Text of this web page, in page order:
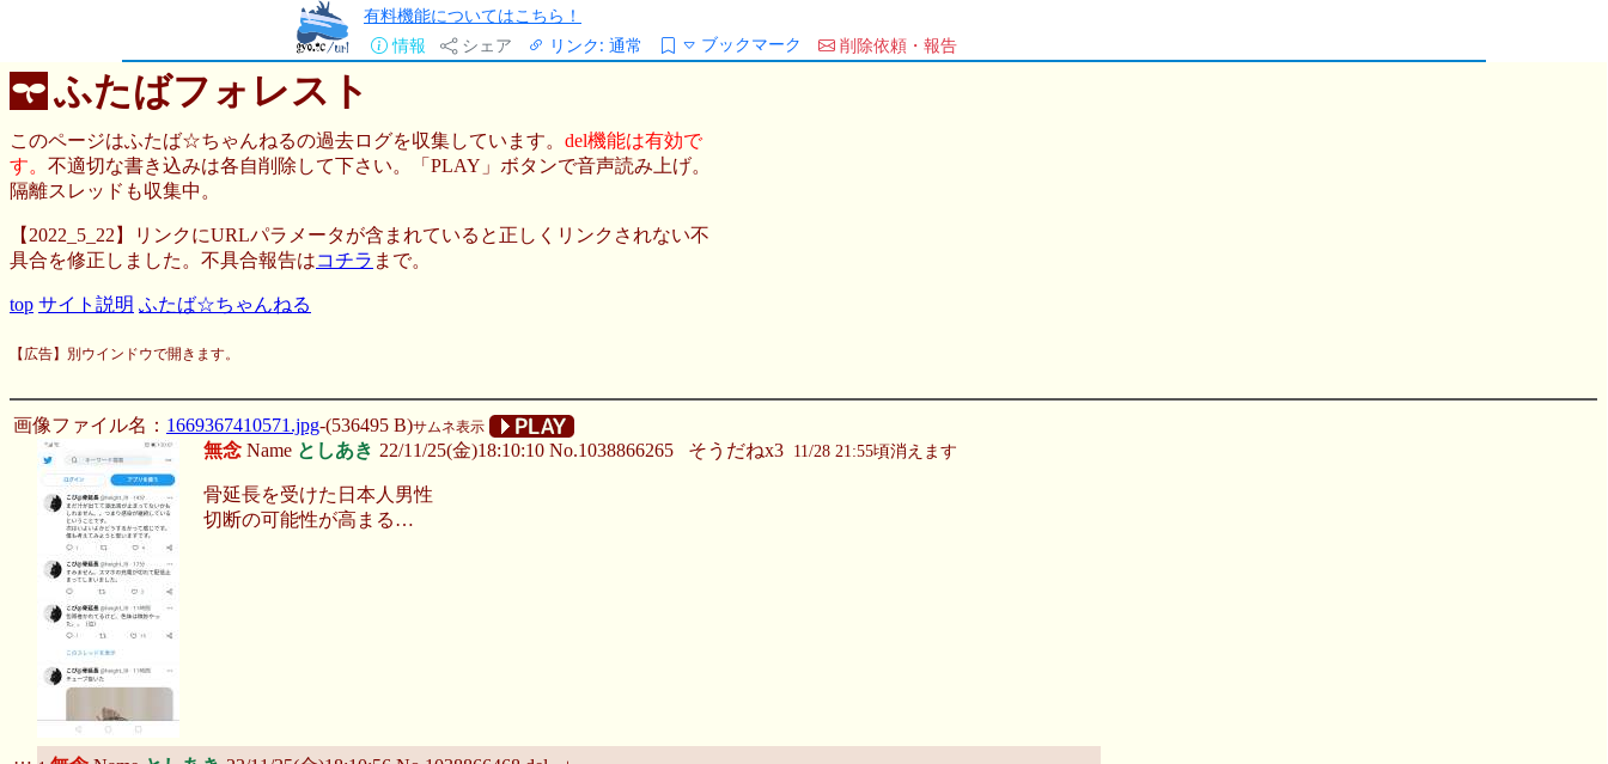
有料機能についてはこちら！
情報
シェア リンク: 通常 ブックマーク 削除依頼・報告